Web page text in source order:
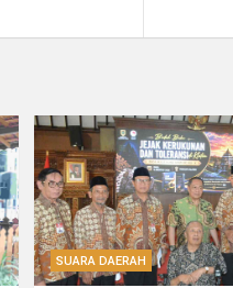
SUARA DAERAH